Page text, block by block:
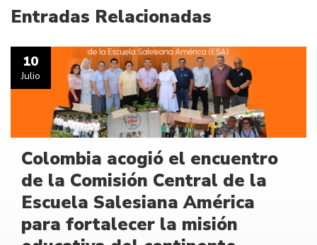
Entradas Relacionadas
10
Julio
Colombia acogió el encuentro
de la Comisión Central de la
Escuela Salesiana América
para fortalecer la misión